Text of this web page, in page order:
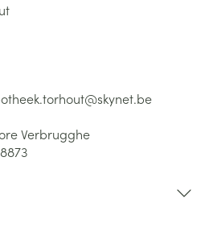
skynet.be
Verbrugghe